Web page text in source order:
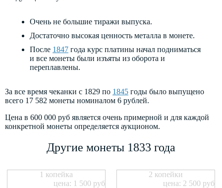
Очень не большие тиражи выпуска.
Достаточно высокая ценность металла в монете.
После 1847 года курс платины начал подниматься
и все монеты были изъяты из оборота и
переплавлены.
За все время чеканки с 1829 по 1845 годы было выпущено
всего 17 582 монеты номиналом 6 рублей.
Цена в 600 000 руб является очень примерной и для каждой
конкретной монеты определяется аукционом.
Другие монеты 1833 года
1 копейка
цена: 1 500 руб
2 копейки
цена: 2 500 руб